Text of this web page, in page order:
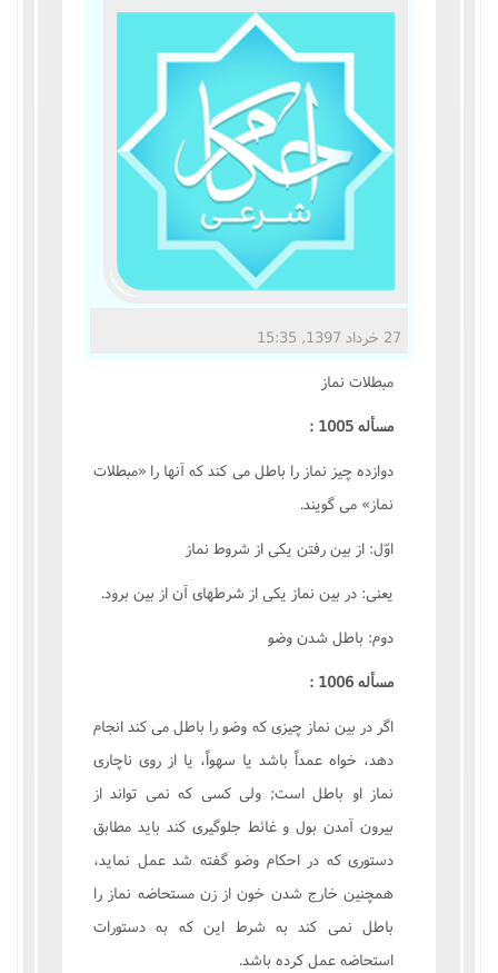
27 خرداد 1397, 15:35
مبطلات نماز
مسأله 1005 :
دوازده چيز نماز را باطل مى کند که آنها را «مبطلات
نماز» مى گويند.
اوّل: از بين رفتن يکى از شروط نماز
يعنى: در بين نماز يکى از شرطهاى آن از بين برود.
دوم: باطل شدن وضو
مسأله 1006 :
اگر در بين نماز چيزى که وضو را باطل مى کند انجام
دهد، خواه عمداً باشد يا سهواً، يا از روى ناچارى
نماز او باطل است; ولى کسى که نمى تواند از
بيرون آمدن بول و غائط جلوگيرى کند بايد مطابق
دستورى که در احکام وضو گفته شد عمل نمايد،
همچنين خارج شدن خون از زن مستحاضه نماز را
باطل نمى کند به شرط اين که به دستورات
استحاضه عمل کرده باشد.